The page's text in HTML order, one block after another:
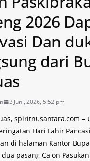
2026
Dan
dari
3 Juni, 2026, 5:52 pm
spiritnusantara.com –
Hari Lahir
di halaman Kantor
dua pasang Calon